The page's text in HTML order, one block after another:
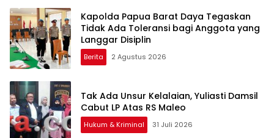
Kapolda Papua Barat Daya Tegaskan
Tidak Ada Toleransi bagi Anggota yang
Langgar Disiplin
Berita 2 Agustus 2026
Tak Ada Unsur Kelalaian, Yuliasti Damsil
Cabut LP Atas RS Maleo
Hukum & Kriminal 31 Juli 2026